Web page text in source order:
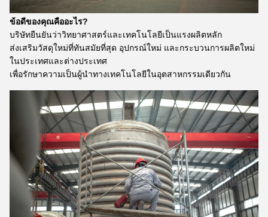
ข้อดีของคุณคืออะไร?
บริษัทยืนยันว่าวิทยาศาสตร์และเทคโนโลยีเป็นแรงผลิตหลัก
ส่งเสริมวัสดุใหม่ที่ทันสมัยที่สุด อุปกรณ์ใหม่ และกระบวนการผลิตใหม่
ในประเทศและต่างประเทศ
เพื่อรักษาความเป็นผู้นําทางเทคโนโลยีในอุตสาหกรรมเดียวกัน